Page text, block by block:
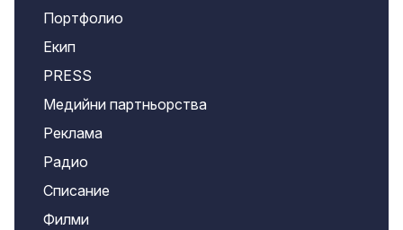
Портфолио
Екип
PRESS
Медийни партньорства
Реклама
Радио
Списание
Филми